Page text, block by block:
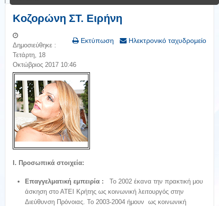
Κοζορώνη ΣΤ. Ειρήνη
Εκτύπωση Ηλεκτρονικό ταχυδρομείο
Δημοσιεύθηκε :
Τετάρτη, 18
Οκτώβριος 2017 10:46
Ι. Προσωπικά στοιχεία:
Επαγγελματική εμπειρία : Το 2002 έκανα την πρακτική μου
άσκηση στο ΑΤΕΙ Κρήτης ως κοινωνική λειτουργός στην
Διεύθυνση Πρόνοιας. Το 2003-2004 ήμουν ως κοινωνική